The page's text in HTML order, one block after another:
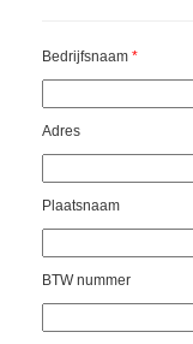
Bedrijfsnaam *
Adres
Plaatsnaam
BTW nummer